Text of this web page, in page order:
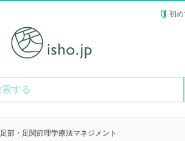
初
足部・足関節理学療法マネジメント